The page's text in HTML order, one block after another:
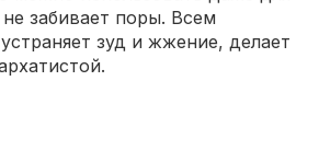
забивает поры. Всем
зуд и жжение, делает